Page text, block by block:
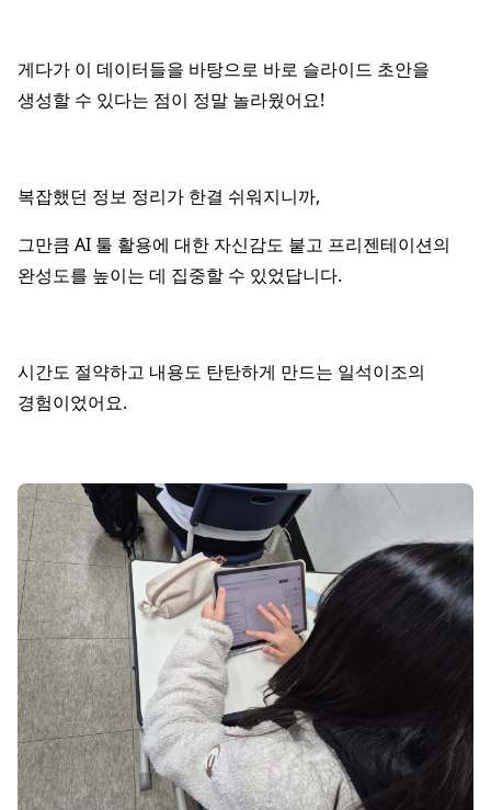
게다가 이 데이터들을 바탕으로 바로 슬라이드 초안을
생성할 수 있다는 점이 정말 놀라웠어요!
복잡했던 정보 정리가 한결 쉬워지니까,
그만큼 AI 툴 활용에 대한 자신감도 붙고 프리젠테이션의
완성도를 높이는 데 집중할 수 있었답니다.
시간도 절약하고 내용도 탄탄하게 만드는 일석이조의
경험이었어요.